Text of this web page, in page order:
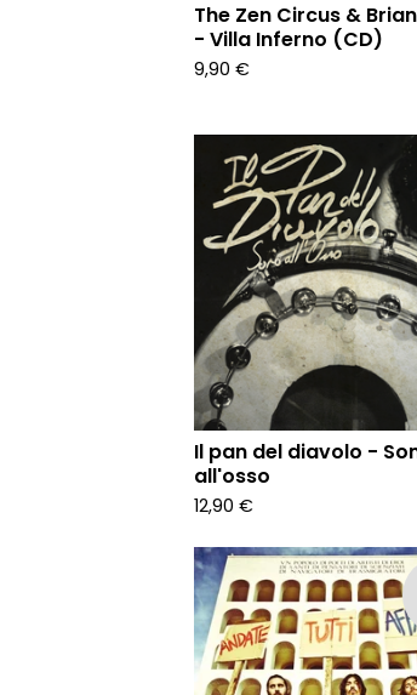
The Zen Circus &
- Villa Inferno (CD)
9,90 €
Il pan del diavolo -
all'osso
12,90 €